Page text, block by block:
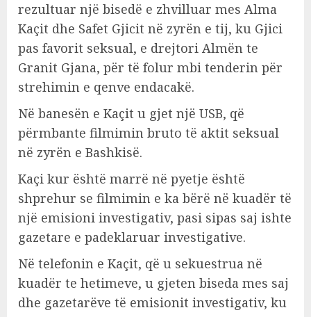
rezultuar një bisedë e zhvilluar mes Alma
Kaçit dhe Safet Gjicit në zyrën e tij, ku Gjici
pas favorit seksual, e drejtori Almën te
Granit Gjana, për të folur mbi tenderin për
strehimin e qenve endacakë.
Në banesën e Kaçit u gjet një USB, që
përmbante filmimin bruto të aktit seksual
në zyrën e Bashkisë.
Kaçi kur është marrë në pyetje është
shprehur se filmimin e ka bërë në kuadër të
një emisioni investigativ, pasi sipas saj ishte
gazetare e padeklaruar investigative.
Në telefonin e Kaçit, që u sekuestrua në
kuadër te hetimeve, u gjeten biseda mes saj
dhe gazetarëve të emisionit investigativ, ku